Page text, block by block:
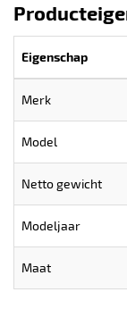
Eigenschap
Merk
Model
Netto gewicht
Modeljaar
Maat